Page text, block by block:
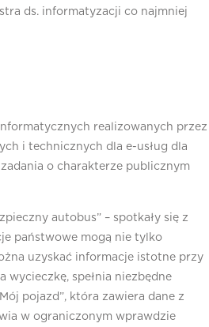
ds. informatyzacji co najmniej
realizowanych przez
i technicznych dla e-usług dla
o charakterze publicznym
autobus” – spotkały się z
państwowe mogą nie tylko
uzyskać informacje istotne przy
wycieczkę, spełnia niezbędne
pojazd”, która zawiera dane z
w ograniczonym wprawdzie